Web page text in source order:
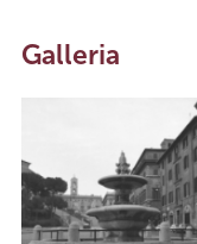
Galleria